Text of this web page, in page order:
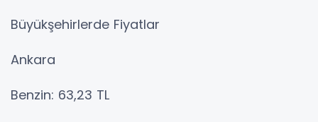
Büyükşehirlerde Fiyatlar
Ankara
Benzin: 63,23 TL